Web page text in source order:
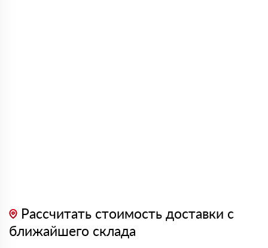
Рассчитать стоимость доставки с
ближайшего склада